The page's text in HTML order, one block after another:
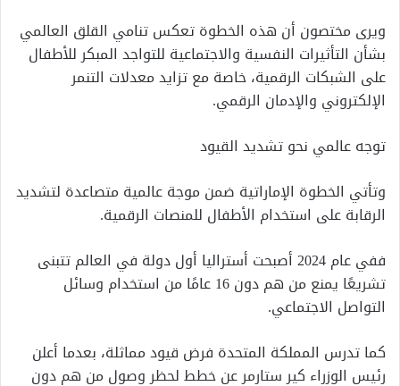
ويرى مختصون أن هذه الخطوة تعكس تنامي القلق العالمي
بشأن التأثيرات النفسية والاجتماعية للتواجد المبكر للأطفال
على الشبكات الرقمية، خاصة مع تزايد معدلات التنمر
الإلكتروني والإدمان الرقمي.
توجه عالمي نحو تشديد القيود
وتأتي الخطوة الإماراتية ضمن موجة عالمية متصاعدة لتشديد
الرقابة على استخدام الأطفال للمنصات الرقمية.
ففي عام 2024 أصبحت أستراليا أول دولة في العالم تتبنى
تشريعًا يمنع من هم دون 16 عامًا من استخدام وسائل
التواصل الاجتماعي.
كما تدرس المملكة المتحدة فرض قيود مماثلة، بعدما أعلن
رئيس الوزراء كير ستارمر عن خطط لحظر وصول من هم دون